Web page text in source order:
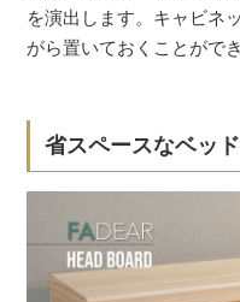
を演出します。キャビネ
がら置いておくことができ
省スペースなベッ